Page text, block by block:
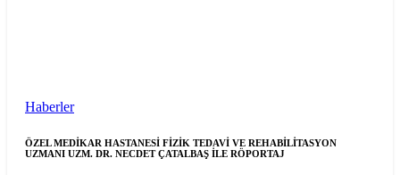
Haberler
ÖZEL MEDİKAR HASTANESİ FİZİK TEDAVİ VE REHABİLİTASYON
UZMANI UZM. DR. NECDET ÇATALBAŞ İLE RÖPORTAJ